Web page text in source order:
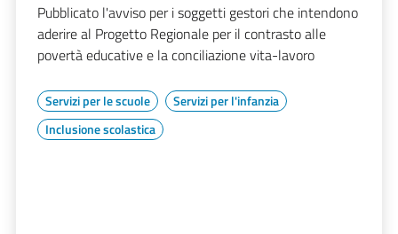
Pubblicato l'avviso per i soggetti gestori che intendono
aderire al Progetto Regionale per il contrasto alle
povertà educative e la conciliazione vita-lavoro
Servizi per le scuole
Servizi per l'infanzia
Inclusione scolastica